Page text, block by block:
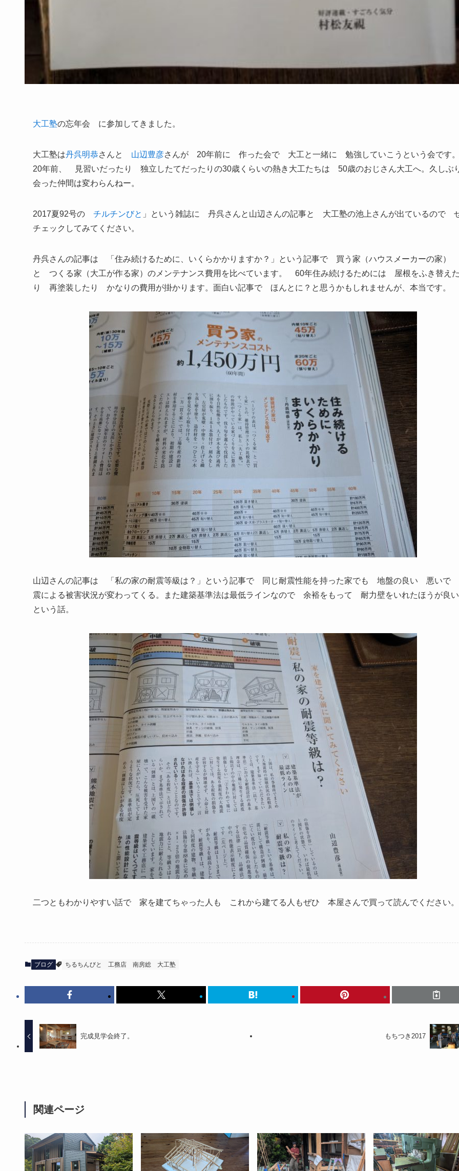
大工塾の忘年会 に参加してきました。
大工塾は丹呉明恭さんと 山辺豊彦さんが 20年前に 作った会で 大工と一緒に 勉強していこうという会で
20年前、 見習いだったり 独立したてだったりの30歳くらいの熱き大工たちは 50歳のおじさん大工へ。久しぶ
会った仲間は変わらんねー。
2017夏92号の チルチンびと 」という雑誌に 丹呉さんと山辺さんの記事と 大工塾の池上さんが出ているので
チェックしてみてください。
丹呉さんの記事は 「住み続けるために、いくらかかりますか？」という記事で 買う家（ハウスメーカーの家）
と つくる家（大工が作る家）のメンテナンス費用を比べています。 60年住み続けるためには 屋根をふき替え
り 再塗装したり かなりの費用が掛かります。面白い記事で ほんとに？と思うかもしれませんが、本当です。
山辺さんの記事は 「私の家の耐震等級は？」という記事で 同じ耐震性能を持った家でも 地盤の良い 悪いで
震による被害状況が変わってくる。また建築基準法は最低ラインなので 余裕をもって 耐力壁をいれたほうが
という話。
二つともわかりやすい話で 家を建てちゃった人も これから建てる人もぜひ 本屋さんで買って読んでください。
ブログ ちるちんびと 工務店 南房総 大工塾
完成見学会終了。 もちつき2017
関連ページ